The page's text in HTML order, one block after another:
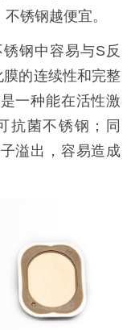
锈钢越便宜。
钢中容易与S反
的连续性和完整
一种能在活性激
抗菌不锈钢；同
溢出，容易造成